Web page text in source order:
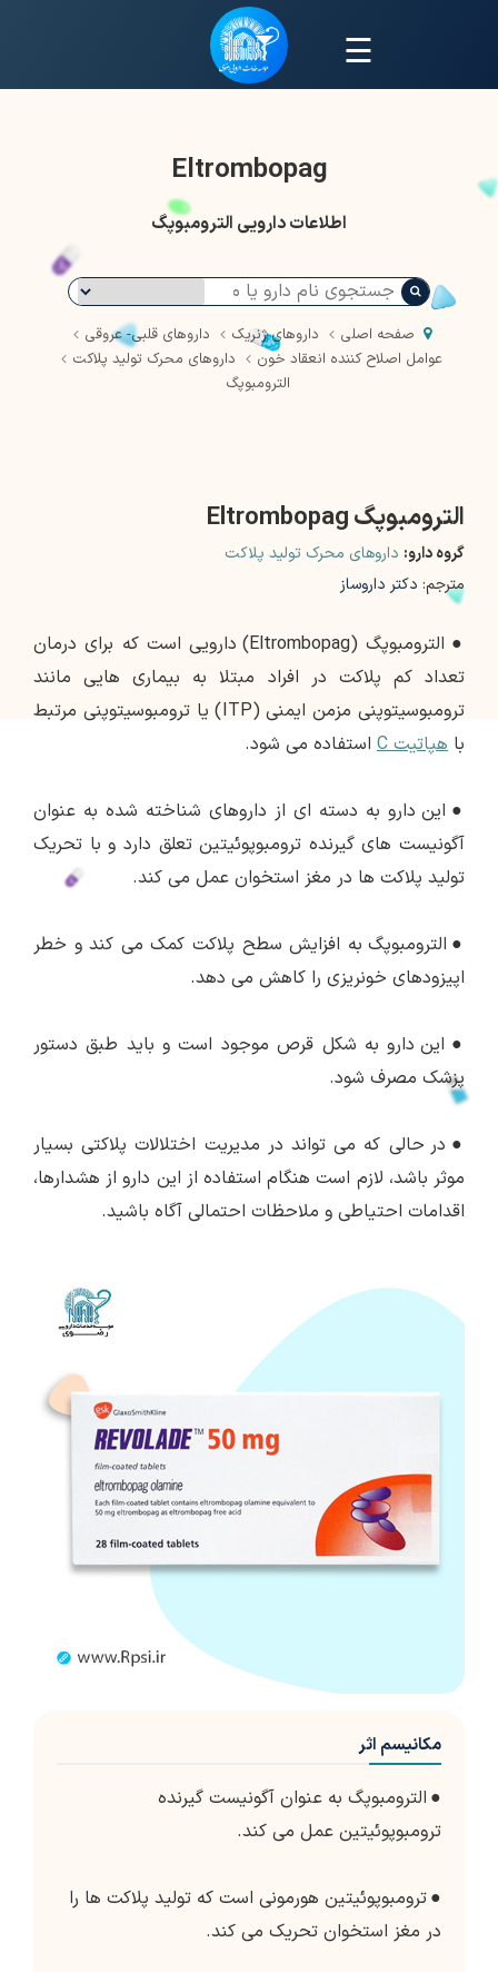
☰
Eltrombopag
اطلاعات دارویی الترومبوپگ
صفحه اصلی داروهای ژنریک
داروهای قلبی- عروقی
عوامل اصلاح کننده انعقاد خون
داروهای محرک تولید پلاکت
الترومبوپگ
الترومبوپگ Eltrombopag
گروه دارو: داروهای محرک تولید پلاکت
مترجم: دکتر داروساز
●
الترومبوپگ (Eltrombopag) دارویی است که برای درمان
تعداد کم پلاکت در افراد مبتلا به بیماری هایی مانند
ترومبوسیتوپنی مزمن ایمنی (ITP) یا ترومبوسیتوپنی مرتبط
با هپاتیت C استفاده می شود.
● این دارو به دسته ای از داروهای شناخته شده به عنوان
آگونیست های گیرنده ترومبوپوئیتین تعلق دارد و با تحریک
تولید پلاکت ها در مغز استخوان عمل می کند.
● الترومبوپگ به افزایش سطح پلاکت کمک می کند و خطر
اپیزودهای خونریزی را کاهش می دهد.
● این دارو به شکل قرص موجود است و باید طبق دستور
پزشک مصرف شود.
● در حالی که می تواند در مدیریت اختلالات پلاکتی بسیار
موثر باشد، لازم است هنگام استفاده از این دارو از هشدارها،
اقدامات احتیاطی و ملاحظات احتمالی آگاه باشید.
مکانیسم اثر
● الترومبوپگ به عنوان آگونیست گیرنده
ترومبوپوئیتین عمل می کند.
●ترومبوپوئیتین هورمونی است که تولید پلاکت ها را
در مغز استخوان تحریک می کند.